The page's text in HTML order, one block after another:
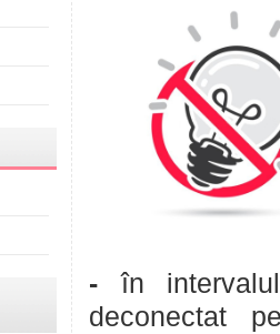
- în
deconectat